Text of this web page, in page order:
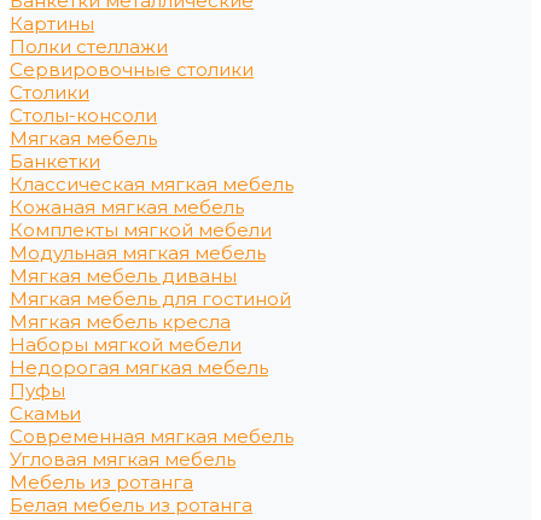
Картины
Полки стеллажи
Сервировочные столики
Столики
Столы-консоли
Мягкая мебель
Банкетки
Классическая мягкая мебель
Кожаная мягкая мебель
Комплекты мягкой мебели
Модульная мягкая мебель
Мягкая мебель диваны
Мягкая мебель для гостиной
Мягкая мебель кресла
Наборы мягкой мебели
Недорогая мягкая мебель
Пуфы
Скамьи
Современная мягкая мебель
Угловая мягкая мебель
Мебель из ротанга
Белая мебель из ротанга